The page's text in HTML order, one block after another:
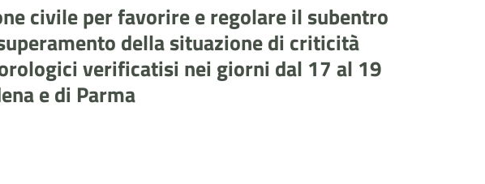
civile per favorire e regolare il subentro
della situazione di criticità
verificatisi nei giorni dal 17 al 19
e di Parma